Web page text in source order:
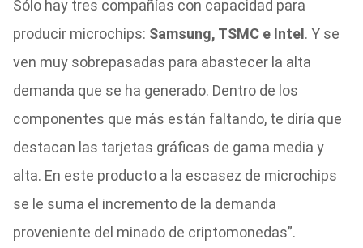
Sólo hay tres compañías con capacidad para
producir microchips: Samsung, TSMC e Intel. Y se
ven muy sobrepasadas para abastecer la alta
demanda que se ha generado. Dentro de los
componentes que más están faltando, te diría que
destacan las tarjetas gráficas de gama media y
alta. En este producto a la escasez de microchips
se le suma el incremento de la demanda
proveniente del minado de criptomonedas”.